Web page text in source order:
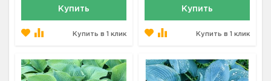
Купить
Купить в 1 клик
Купить
Купить в 1 клик